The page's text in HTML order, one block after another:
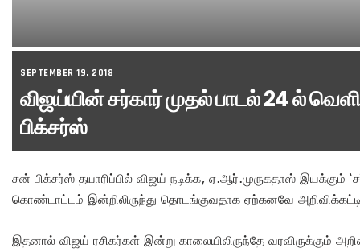
SEPTEMBER 19, 2018
விஜய்யின் சர்கார் முதல் பாடல் 24 ல்
பிக்சர்ஸ்
சன் பிக்சர்ஸ் தயாரிப்பில் விஜய் நடிக்க, ஏ.ஆர்.முருகதாஸ் இயக்கும்
கொண்டாட்டம் இன்றிலிருந்து தொடங்குவதாக ஏற்கனவே
இதனால் விஜய் ரசிகர்கள் இன்று காலையிலிருந்தே வரவிருக்கும்